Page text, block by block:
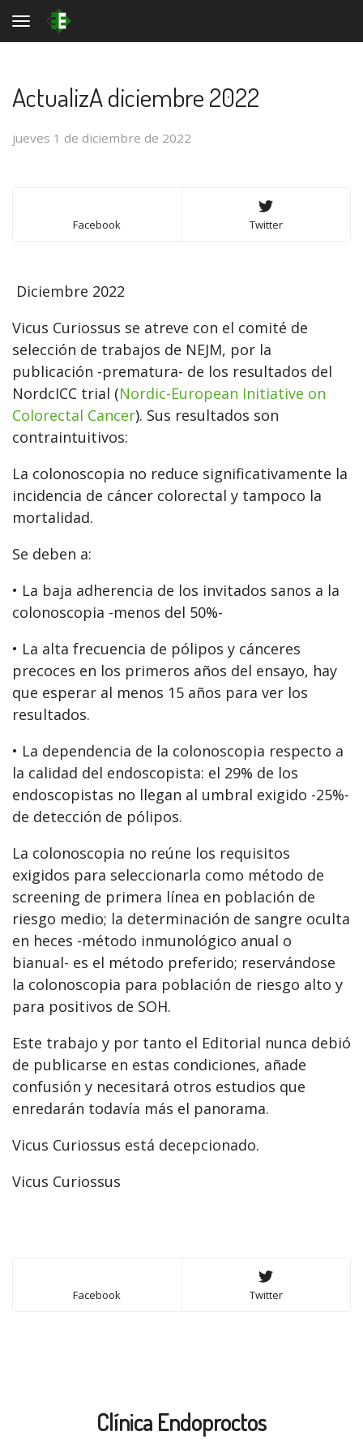
Toggle navigation
ActualizA diciembre 2022
jueves 1 de diciembre de 2022
Facebook Twitter
Diciembre 2022
Vicus Curiossus se atreve con el comité de
selección de trabajos de NEJM, por la
publicación -prematura- de los resultados del
NordcICC trial (Nordic-European Initiative on
Colorectal Cancer). Sus resultados son
contraintuitivos:
La colonoscopia no reduce significativamente la
incidencia de cáncer colorectal y tampoco la
mortalidad.
Se deben a:
• La baja adherencia de los invitados sanos a la
colonoscopia -menos del 50%-
• La alta frecuencia de pólipos y cánceres
precoces en los primeros años del ensayo, hay
que esperar al menos 15 años para ver los
resultados.
• La dependencia de la colonoscopia respecto a
la calidad del endoscopista: el 29% de los
endoscopistas no llegan al umbral exigido -25%-
de detección de pólipos.
La colonoscopia no reúne los requisitos
exigidos para seleccionarla como método de
screening de primera línea en población de
riesgo medio; la determinación de sangre oculta
en heces -método inmunológico anual o
bianual- es el método preferido; reservándose
la colonoscopia para población de riesgo alto y
para positivos de SOH.
Este trabajo y por tanto el Editorial nunca debió
de publicarse en estas condiciones, añade
confusión y necesitará otros estudios que
enredarán todavía más el panorama.
Vicus Curiossus está decepcionado.
Vicus Curiossus
Facebook Twitter
Clínica Endoproctos